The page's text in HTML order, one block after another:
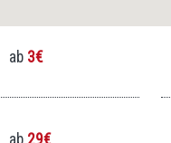
ab3€
ab29€